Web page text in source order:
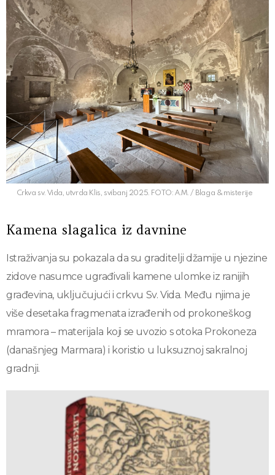
Crkva sv. Vida, utvrda Klis, svibanj 2025. FOTO: A.M. / Blaga & misterije
Kamena slagalica iz davnine
Istraživanja su pokazala da su graditelji džamije u njezine
zidove nasumce ugrađivali kamene ulomke iz ranijih
građevina, uključujući i crkvu Sv. Vida. Među njima je
više desetaka fragmenata izrađenih od prokoneškog
mramora – materijala koji se uvozio s otoka Prokoneza
(današnjeg Marmara) i koristio u luksuznoj sakralnoj
gradnji.